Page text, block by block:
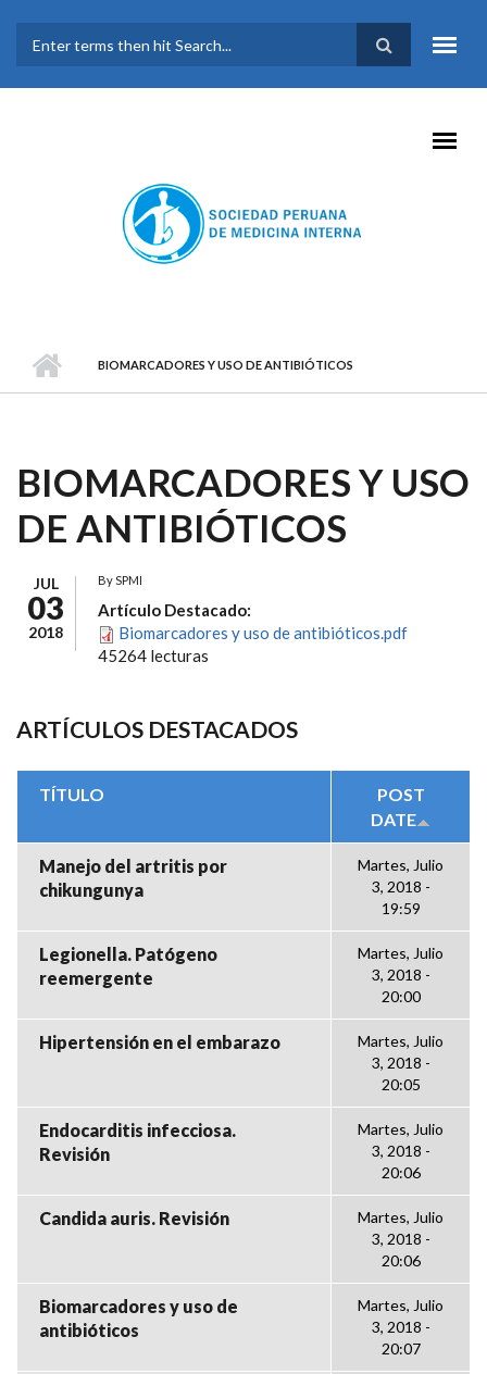
FORMULARIO DE
BÚSQUEDA
BIOMARCADORES Y USO DE ANTIBIÓTICOS
BIOMARCADORES Y USO
DE ANTIBIÓTICOS
JUL
03
2018
BySPMI
Artículo Destacado:
Biomarcadores y uso de antibióticos.pdf
45264 lecturas
ARTÍCULOS DESTACADOS
TÍTULO
POST
DATE
Manejo del artritis por
chikungunya
Martes, Julio
3, 2018 -
19:59
Legionella. Patógeno
reemergente
Martes, Julio
3, 2018 -
20:00
Hipertensión en el embarazo
Martes, Julio
3, 2018 -
20:05
Endocarditis infecciosa.
Revisión
Martes, Julio
3, 2018 -
20:06
Candida auris. Revisión
Martes, Julio
3, 2018 -
20:06
Biomarcadores y uso de
antibióticos
Martes, Julio
3, 2018 -
20:07